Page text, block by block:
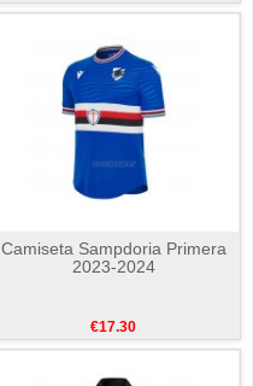
Camiseta Sampdoria Primera
2023-2024
€17.30